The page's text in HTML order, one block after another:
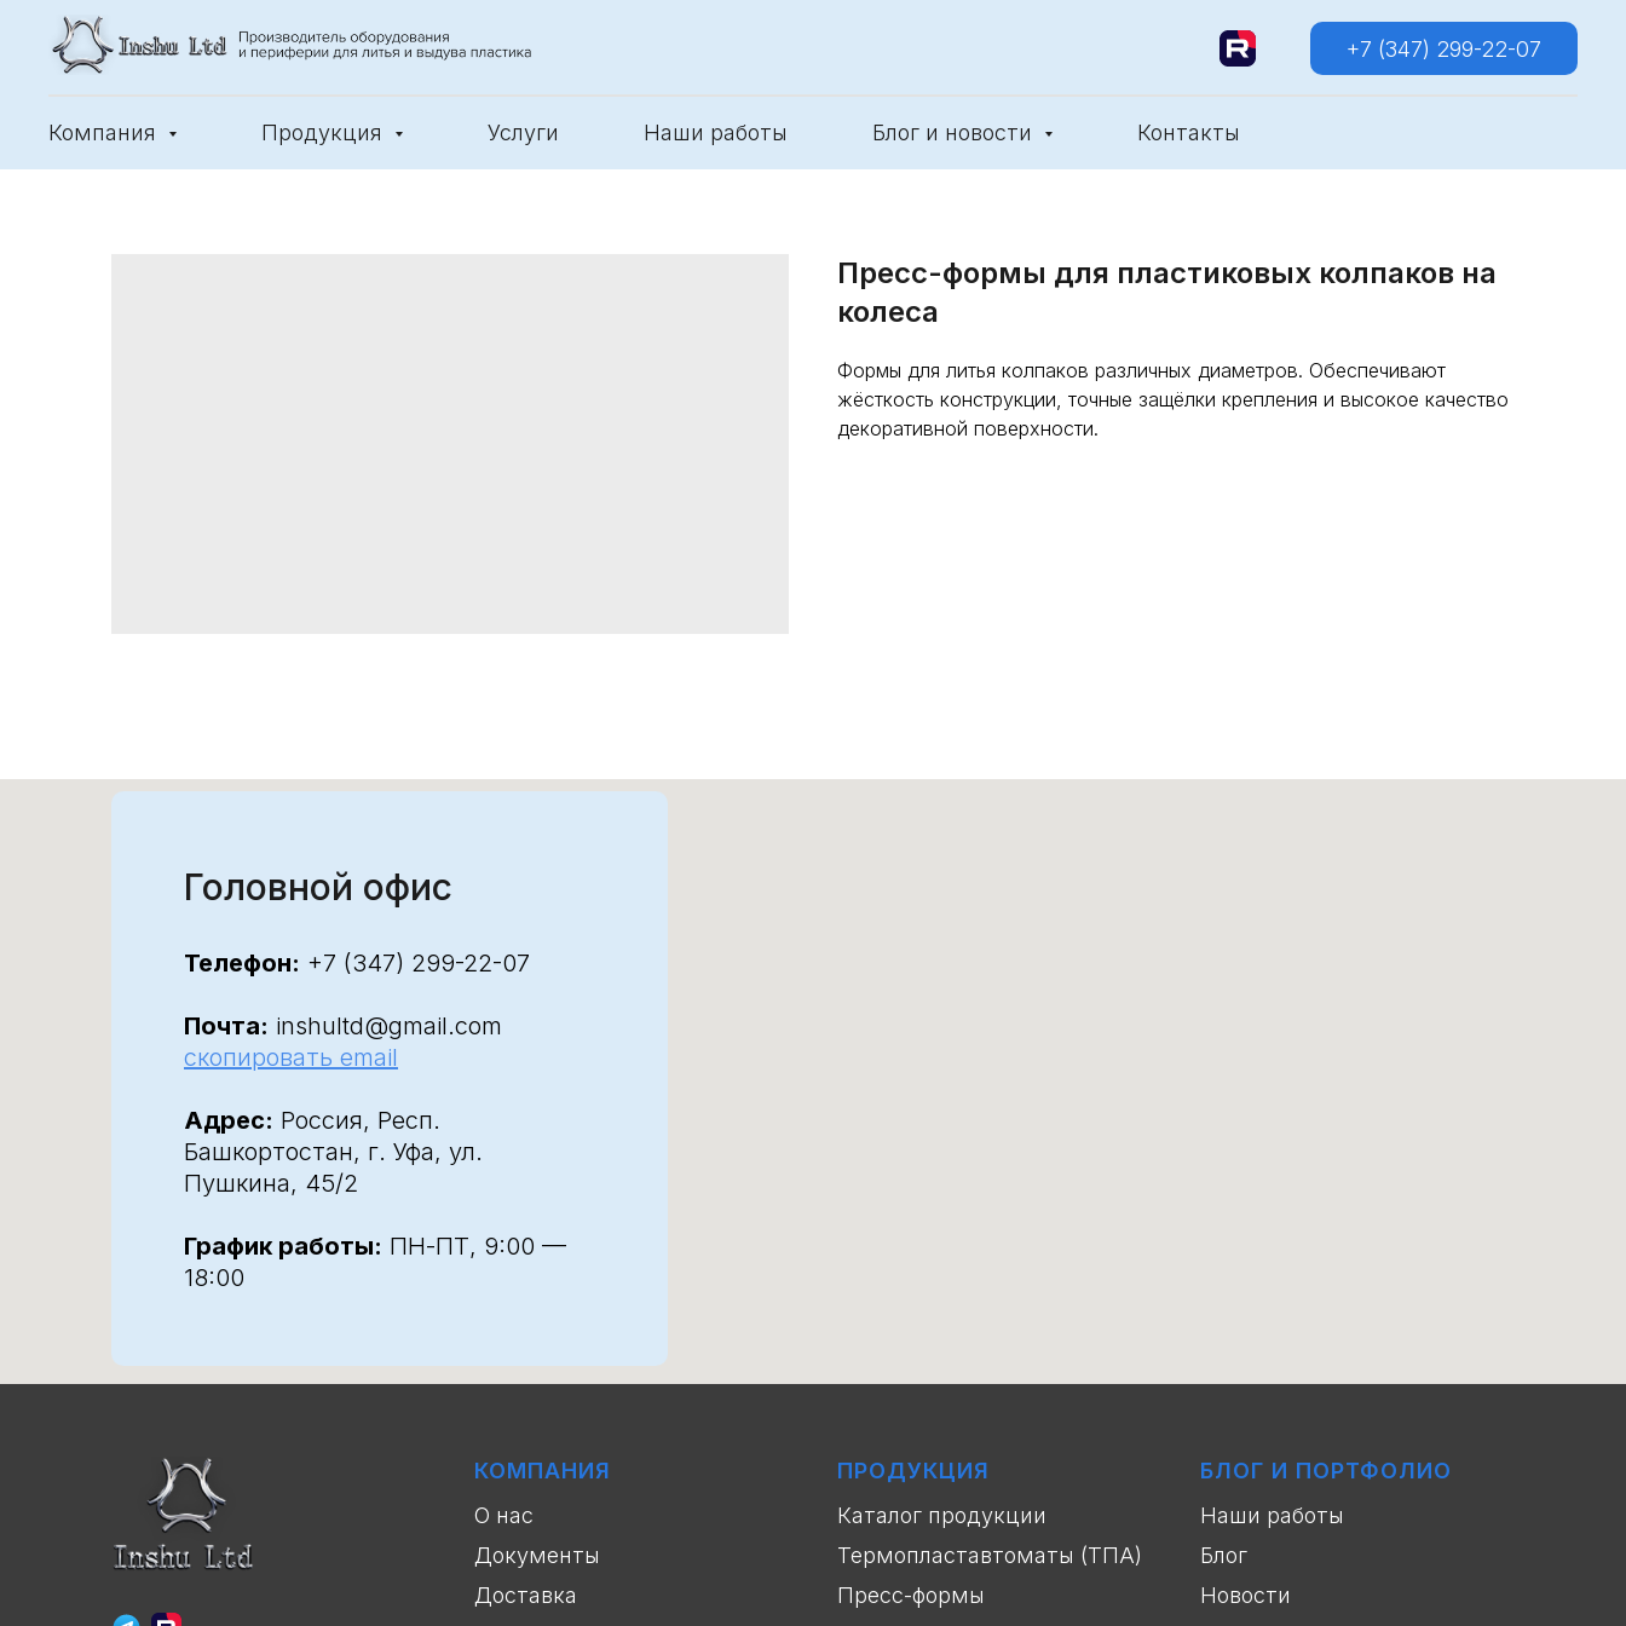
+7 (347) 299-22-07
Компания Продукция Услуги Наши работы Блог и новости Контакты
Пресс-формы для пластиковых колпаков на
колеса
Формы для литья колпаков различных диаметров. Обеспечивают
жёсткость конструкции, точные защёлки крепления и высокое качество
декоративной поверхности.
Головной офис
Телефон: +7 (347) 299-22-07
Почта: inshultd@gmail.com
скопировать email
Адрес: Россия, Респ.
Башкортостан, г. Уфа, ул.
Пушкина, 45/2
График работы: ПН-ПТ, 9:00 —
18:00
КОМПАНИЯ
О нас
Документы
Доставка
ПРОДУКЦИЯ
Каталог продукции
Термопластавтоматы (ТПА)
Пресс-формы
БЛОГ И ПОРТФОЛИО
Наши работы
Блог
Новости